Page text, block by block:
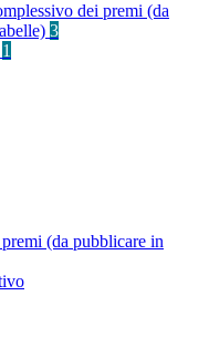
dei premi (da
3
1
(da pubblicare in